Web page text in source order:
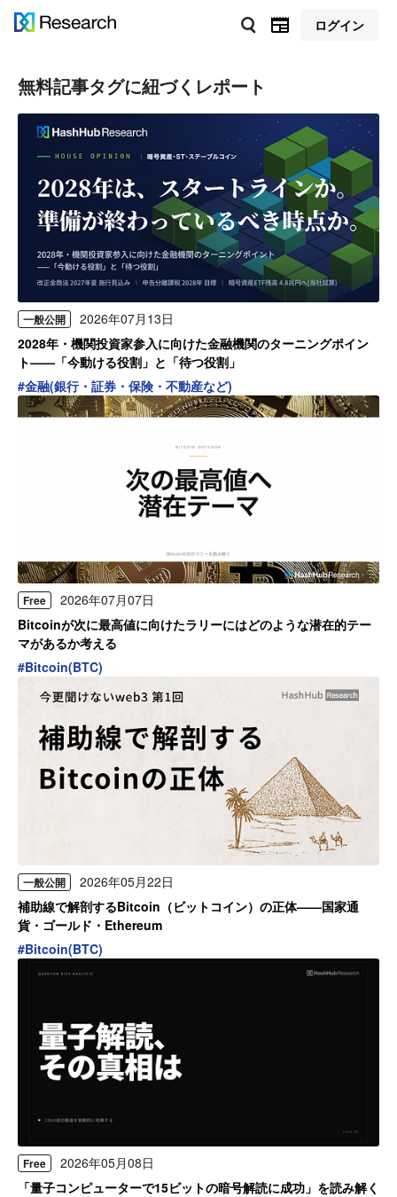
ログイン
無料記事タグに紐づくレポート
一般公開
2026年07月13日
2028年・機関投資家参入に向けた金融機関のターニングポイン
ト——「今動ける役割」と「待つ役割」
#金融(銀行・証券・保険・不動産など)
Free
2026年07月07日
Bitcoinが次に最高値に向けたラリーにはどのような潜在的テー
マがあるか考える
#Bitcoin(BTC)
一般公開
2026年05月22日
補助線で解剖するBitcoin（ビットコイン）の正体——国家通
貨・ゴールド・Ethereum
#Bitcoin(BTC)
Free
2026年05月08日
「量子コンピューターで15ビットの暗号解読に成功」を読み解く